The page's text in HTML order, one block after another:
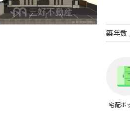
築年数
宅配ボ